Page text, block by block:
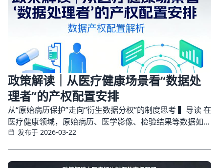
政策解读｜从医疗健康场景看“数据处
理者”的产权配置安排
从“原始病历保护”走向“衍生数据分权”的制度思考 ▍导读 在
医疗健康领域，原始病历、医学影像、检验结果等数据如何
保护，行业已经形成较高共识。 但一个更现实、也更复杂
发布于 2026-03-22